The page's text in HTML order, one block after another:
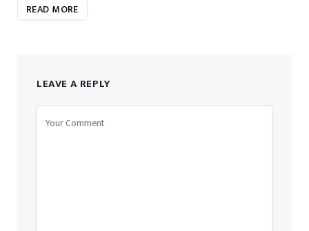
READ MORE
LEAVE A REPLY